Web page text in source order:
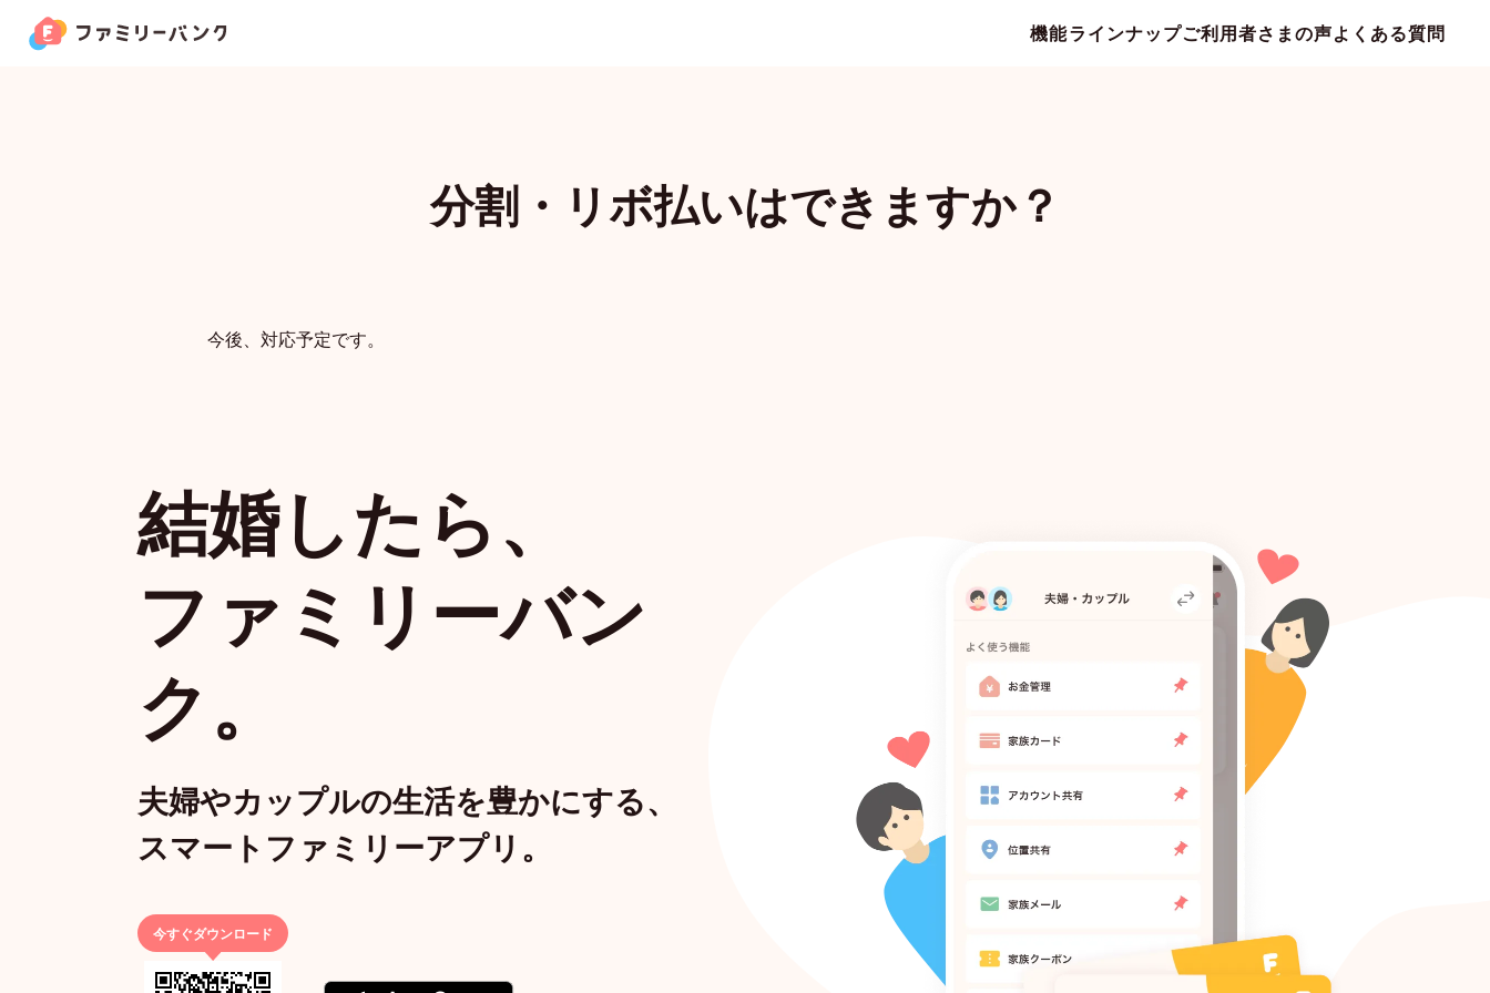
機能ラインナップ
カレンダー 位置共有 Todo アカウント共有
ご利用者さまの声よくある質問
分割・リボ払いはできますか？
今後、対応予定です。
結婚したら、
ファミリーバン
ク。
夫婦やカップルの生活を豊かにする、
スマートファミリーアプリ。
今すぐダウンロード